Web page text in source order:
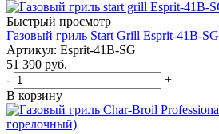
Быстрый просмотр
Газовый гриль Start Grill Esprit-41B-SG
Артикул: Esprit-41B-SG
51 390 руб.
-
+
В корзину